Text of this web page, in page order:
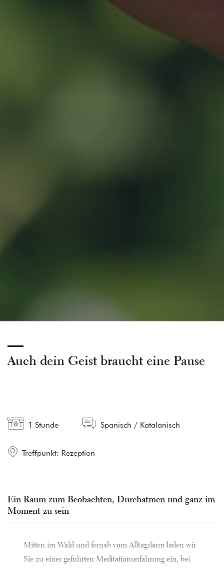
Auch dein Geist braucht eine Pause
1 Stunde Spanisch / Katalanisch
Treffpunkt: Rezeption
Ein Raum zum Beobachten, Durchatmen und ganz im
Moment zu sein
Mitten im Wald und fernab vom Alltagslärm laden wir
Sie zu einer geführten Meditationserfahrung ein, bei